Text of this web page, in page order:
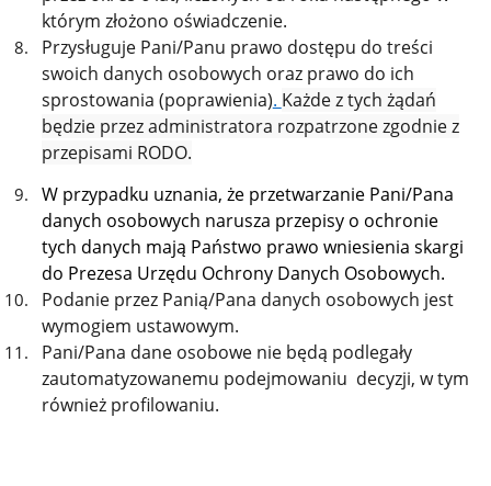
którym złożono oświadczenie.
Przysługuje Pani/Panu prawo dostępu do treści
swoich danych osobowych oraz prawo do ich
sprostowania (poprawienia). Każde z tych żądań
będzie przez administratora rozpatrzone zgodnie z
przepisami RODO.
W przypadku uznania, że przetwarzanie Pani/Pana
danych osobowych narusza przepisy o ochronie
tych danych mają Państwo prawo wniesienia skargi
do Prezesa Urzędu Ochrony Danych Osobowych.
Podanie przez Panią/Pana danych osobowych jest
wymogiem ustawowym.
Pani/Pana dane osobowe nie będą podlegały
zautomatyzowanemu podejmowaniu decyzji, w tym
również profilowaniu.